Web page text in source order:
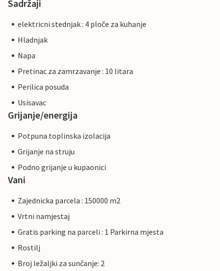
Sadržaji
elektricni stednjak : 4 ploče za kuhanje
Hladnjak
Napa
Pretinac za zamrzavanje : 10 litara
Perilica posuda
Usisavac
Grijanje/energija
Potpuna toplinska izolacija
Grijanje na struju
Podno grijanje u kupaonici
Vani
Zajednicka parcela : 150000 m2
Vrtni namjestaj
Gratis parking na parceli : 1 Parkirna mjesta
Rostilj
Broj ležaljki za sunčanje: 2